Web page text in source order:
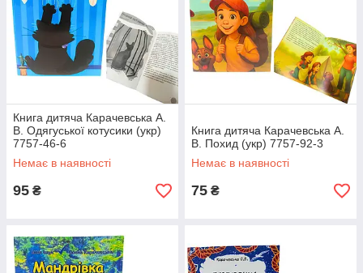
Книга дитяча Карачевська А.
В. Одягуської котусики (укр)
7757-46-6
Немає в наявності
95 ₴
Книга дитяча Карачевська А.
В. Похид (укр) 7757-92-3
Немає в наявності
75 ₴